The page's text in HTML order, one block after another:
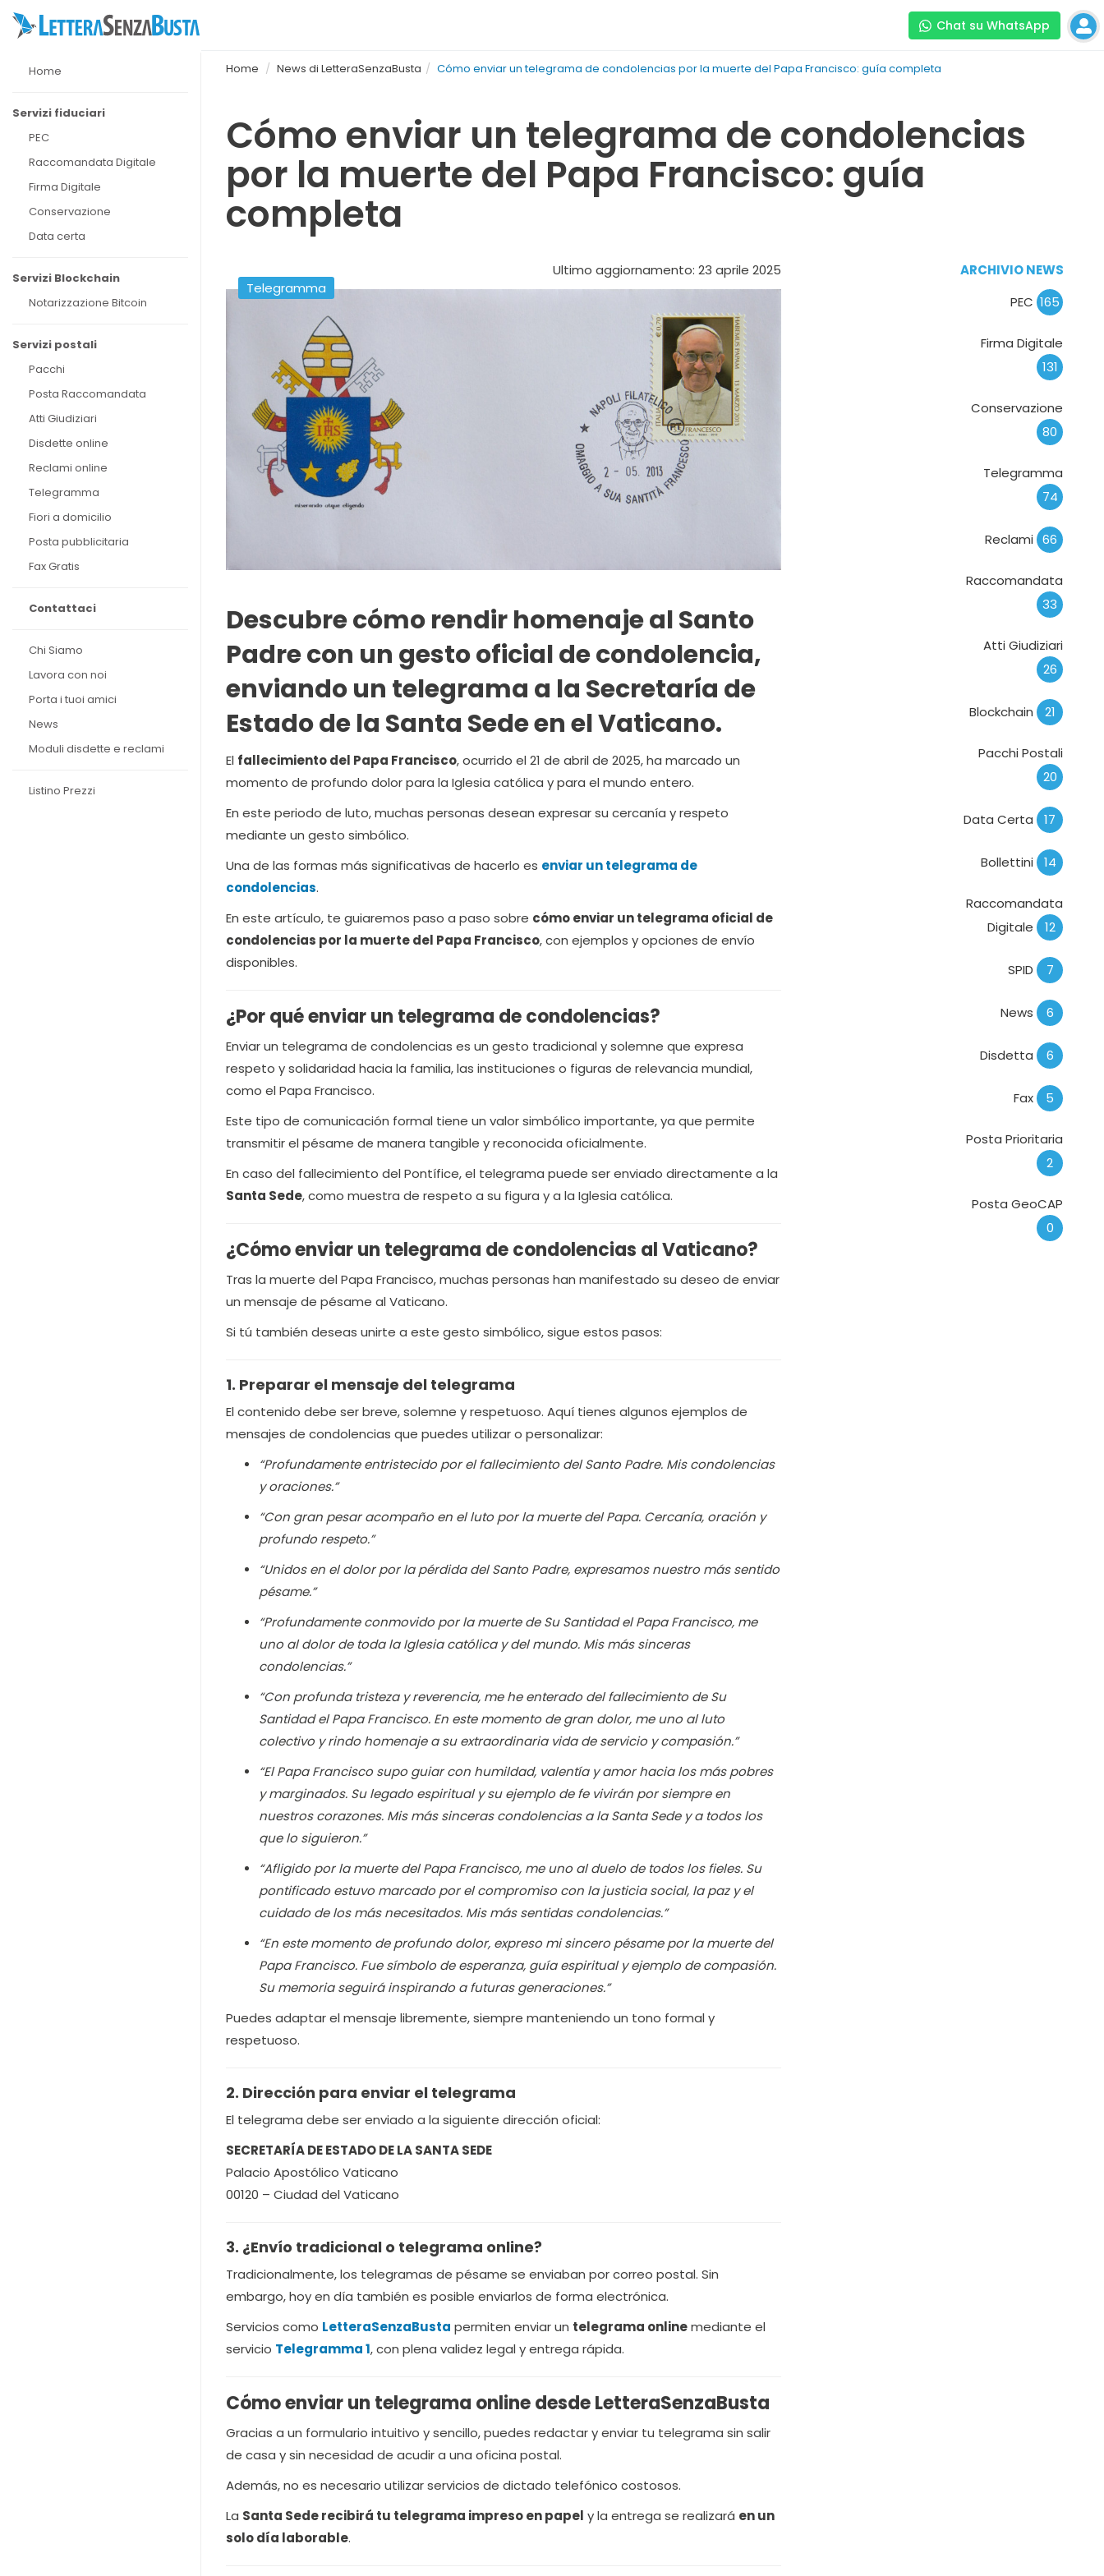
Chat su WhatsApp
Home
Servizi fiduciari
PEC
Raccomandata Digitale
Firma Digitale
Conservazione
Data certa
Servizi Blockchain
Notarizzazione Bitcoin
Servizi postali
Pacchi
Posta Raccomandata
Atti Giudiziari
Disdette online
Reclami online
Telegramma
Fiori a domicilio
Posta pubblicitaria
Fax Gratis
Contattaci
Chi Siamo
Lavora con noi
Porta i tuoi amici
News
Moduli disdette e reclami
Listino Prezzi
Home News di LetteraSenzaBusta Cómo enviar un telegrama de condolencias por la muerte del Papa Francisco: guía completa
Cómo enviar un telegrama de condolencias
por la muerte del Papa Francisco: guía
completa
Ultimo aggiornamento: 23 aprile 2025
Telegramma
Descubre cómo rendir homenaje al Santo
Padre con un gesto oficial de condolencia,
enviando un telegrama a la Secretaría de
Estado de la Santa Sede en el Vaticano.
El fallecimiento del Papa Francisco, ocurrido el 21 de abril de 2025, ha marcado un
momento de profundo dolor para la Iglesia católica y para el mundo entero.
En este periodo de luto, muchas personas desean expresar su cercanía y respeto
mediante un gesto simbólico.
Una de las formas más significativas de hacerlo es enviar untelegrama de
condolencias.
En este artículo, te guiaremos paso a paso sobre cómo enviar un telegrama oficial de
condolencias por la muerte del Papa Francisco, con ejemplos y opciones de envío
disponibles.
¿Por qué enviar un telegrama de condolencias?
Enviar un telegrama de condolencias es un gesto tradicional y solemne que expresa
respeto y solidaridad hacia la familia, las instituciones o figuras de relevancia mundial,
como el Papa Francisco.
Este tipo de comunicación formal tiene un valor simbólico importante, ya que permite
transmitir el pésame de manera tangible y reconocida oficialmente.
En caso del fallecimiento del Pontífice, el telegrama puede ser enviado directamente a la
Santa Sede, como muestra de respeto a su figura y a la Iglesia católica.
¿Cómo enviar un telegrama de condolencias al Vaticano?
Tras la muerte del Papa Francisco, muchas personas han manifestado su deseo de enviar
un mensaje de pésame al Vaticano.
Si tú también deseas unirte a este gesto simbólico, sigue estos pasos:
1. Preparar el mensaje del telegrama
El contenido debe ser breve, solemne y respetuoso. Aquí tienes algunos ejemplos de
mensajes de condolencias que puedes utilizar o personalizar:
“Profundamente entristecido por el fallecimiento del Santo Padre. Mis condolencias
y oraciones.”
“Con gran pesar acompaño en el luto por la muerte del Papa. Cercanía, oración y
profundo respeto.”
“Unidos en el dolor por la pérdida del Santo Padre, expresamos nuestro más sentido
pésame.”
“Profundamente conmovido por la muerte de Su Santidad el Papa Francisco, me
uno al dolor de toda la Iglesia católica y del mundo. Mis más sinceras
condolencias.”
“Con profunda tristeza y reverencia, me he enterado del fallecimiento de Su
Santidad el Papa Francisco. En este momento de gran dolor, me uno al luto
colectivo y rindo homenaje a su extraordinaria vida de servicio y compasión.”
“El Papa Francisco supo guiar con humildad, valentía y amor hacia los más pobres
y marginados. Su legado espiritual y su ejemplo de fe vivirán por siempre en
nuestros corazones. Mis más sinceras condolencias a la Santa Sede y a todos los
que lo siguieron.”
“Afligido por la muerte del Papa Francisco, me uno al duelo de todos los fieles. Su
pontificado estuvo marcado por el compromiso con la justicia social, la paz y el
cuidado de los más necesitados. Mis más sentidas condolencias.”
“En este momento de profundo dolor, expreso mi sincero pésame por la muerte del
Papa Francisco. Fue símbolo de esperanza, guía espiritual y ejemplo de compasión.
Su memoria seguirá inspirando a futuras generaciones.”
Puedes adaptar el mensaje libremente, siempre manteniendo un tono formal y
respetuoso.
2. Dirección para enviar el telegrama
El telegrama debe ser enviado a la siguiente dirección oficial:
SECRETARÍA DE ESTADO DE LA SANTA SEDE
Palacio Apostólico Vaticano
00120 – Ciudad del Vaticano
3. ¿Envío tradicional o telegrama online?
Tradicionalmente, los telegramas de pésame se enviaban por correo postal. Sin
embargo, hoy en día también es posible enviarlos de forma electrónica.
Servicios como LetteraSenzaBusta permiten enviar un telegrama onlinemediante el
servicio Telegramma 1, con plena validez legal y entrega rápida.
Cómo enviar un telegrama online desde LetteraSenzaBusta
Gracias a un formulario intuitivo y sencillo, puedes redactar y enviar tu telegrama sin salir
de casa y sin necesidad de acudir a una oficina postal.
Además, no es necesario utilizar servicios de dictado telefónico costosos.
La Santa Sede recibirá tu telegrama impreso en papel y la entrega se realizará en un
solo día laborable.
ARCHIVIO NEWS
PEC 165
Firma Digitale
131
Conservazione
80
Telegramma
74
Reclami 66
Raccomandata
33
Atti Giudiziari
26
Blockchain 21
Pacchi Postali
20
Data Certa 17
Bollettini 14
Raccomandata
Digitale
12
SPID 7
News 6
Disdetta 6
Fax 5
Posta Prioritaria
2
Posta GeoCAP
0